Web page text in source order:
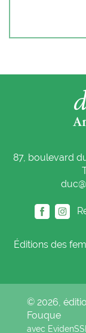
87, boulevard
Éditions des
© 2026,
Fouque
avec